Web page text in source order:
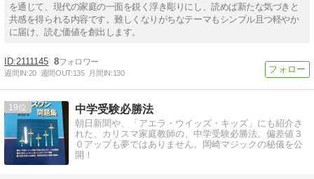
を通じて、現代の家庭の一面を鋭く浮き彫りにし、読めば新たな気づきと
共感を得られる内容です。難しくなりがちなテーマもシンプル且つ軽やか
に届け、読む価値を創出します。
2111145 8
週間IN:20 週間OUT:135 月間IN:130
19 中学受験必勝法
朝日新聞や、「アエラ・ウイッズ・キッズ」にも紹介さ
れた、カリスマ家庭教師の、中学受験必勝法。偏差値３
０アップも夢ではありません。岡崎マジックの秘儀を公
開！